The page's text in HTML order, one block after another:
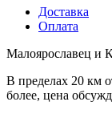
Доставка
Оплата
Малоярославец и
В пределах 20 км
более, цена